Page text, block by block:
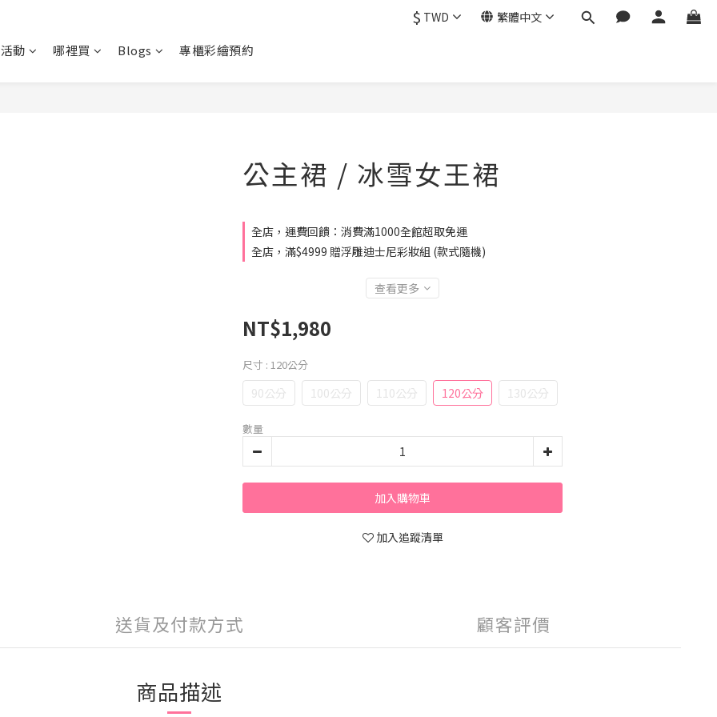
$ TWD 繁體中文
動 哪裡買 Blogs 專櫃彩繪預約
公主裙 / 冰雪女王裙
全店，運費回饋：消費滿1000全館超取免運
全店，滿$4999 贈浮雕迪士尼彩妝組 (款式隨機)
查看更多
NT$1,980
尺寸 : 120公分
90公分 100公分 110公分 120公分 130公分
數量
加入購物車
加入追蹤清單
送貨及付款方式 顧客評價
商品描述